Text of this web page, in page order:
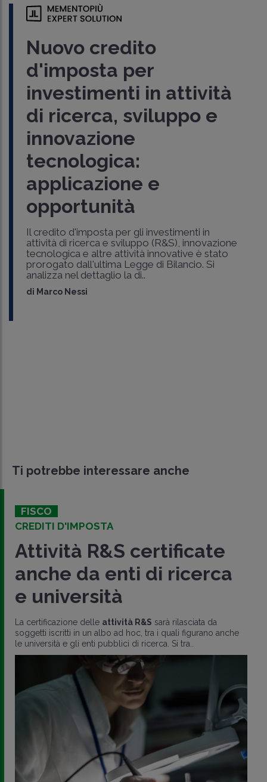
Nuovo credito
d'imposta per
investimenti in attività
di ricerca, sviluppo e
innovazione
tecnologica:
applicazione e
opportunità
Il credito d'imposta per gli investimenti in
attività di ricerca e sviluppo (R&S), innovazione
tecnologica e altre attività innovative è stato
prorogato dall'ultima Legge di Bilancio. Si
analizza nel dettaglio la di..
di Marco Nessi
Ti potrebbe interessare anche
FISCO
CREDITI D'IMPOSTA
Attività R&S certificate
anche da enti di ricerca
e università
La certificazione delle attività R&S sarà rilasciata da
soggetti iscritti in un albo ad hoc, tra i quali figurano anche
le università e gli enti pubblici di ricerca. Si tra..